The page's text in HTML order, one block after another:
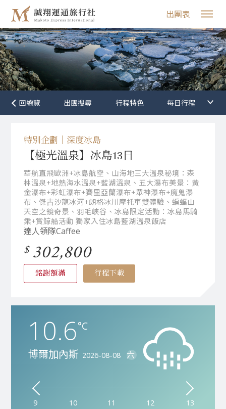
出團表
行程特色
特別企劃｜深度冰島
【極光溫泉】冰島13日
華航直飛歐洲+冰島航空、山海地三大溫泉秘境：森
林溫泉+地熱海水溫泉+藍湖溫泉、五大瀑布美景：黃
金瀑布+彩虹瀑布+賽里亞蘭瀑布+眾神瀑布+魔鬼瀑
布、傑古沙龍冰河+朗格冰川摩托車雙體驗、蝙蝠山
天空之鏡奇景、羽毛峽谷、冰島限定活動：冰島馬騎
乘+賞鯨船活動 獨家入住冰島藍湖溫泉飯店
達人領隊Caffee
302,800
銘謝額滿 行程下載
10.6°C
博爾加內斯 2026-08-08 六
9 10 11 12 13
11.5°C
雷克雅維克 2026-08-08 六
9 10 11 12 13
23.9°C
阿姆斯特丹 2026-08-08 六
9 10 11 12 13
7.5 °C
胡薩維克 2026-08-08 六
9 10 11 12 13